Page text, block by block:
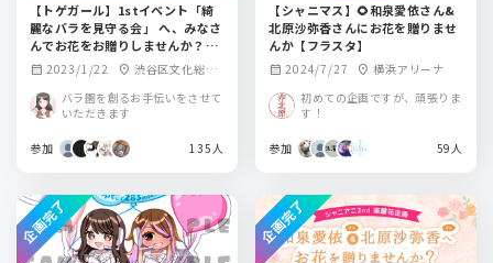
【トゲガール】1stイベント「綺
麗なバラを見守る会」 へ、みなさ
んでお花をお贈りしませんか？
【涼本あきほ・幸村恵理の綺麗な
バラにはトゲがある】
calendar_month 2023/1/22 location_on 渋谷区文化総合
センター大和田さ
くらホール
バラ園を創るお手伝いをさせて
いただきます
参加 135人
【シャニマス】🌻和泉愛依さん&
北原沙弥香さんにお花を贈りませ
んか【フラスタ】
calendar_month 2024/7/27 location_on 横浜アリーナ
初めての企画ですが、頑張りま
す！
参加 59人
企画完了 企画完了